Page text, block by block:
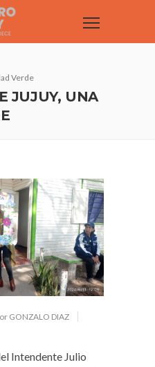
Verde
JUJUY, UNA
GONZALO DIAZ
Intendente Julio